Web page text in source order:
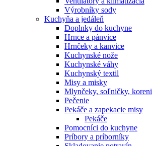
Výrobníky sody
Kuchyňa a jedáleň
Doplnky do kuchyne
Hrnce a pánvice
Hrnčeky a kanvice
Kuchynské nože
Kuchynské váhy
Kuchynský textil
Misy a misky
Mlynčeky, soľničky,
Pečenie
Pekáče a zapekacie misy
Pekáče
Pomocníci do kuchyne
Príbory a príborníky